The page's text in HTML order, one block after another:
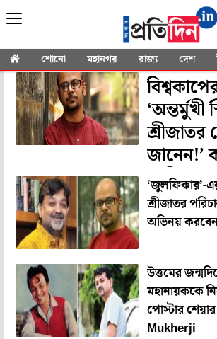
শোনো মহানগর রাজ্য দেশ
YOU SEARCHED FOR"Srijato
Bandyopadhyay"
‘অন্তর্মুখী
শ্রীজাতর
জানেন!’
‘জুলফিকার’-
শ্রীজাতর
অভিনয়
উত্তমের
মহানায়ককে
পোস্টার
Mukherji